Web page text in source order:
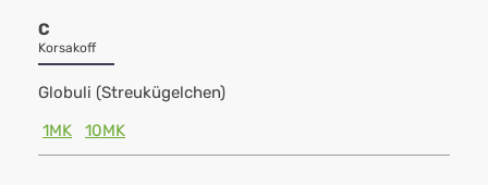
C
Korsakoff
Globuli (Streukügelchen)
1MK
10MK